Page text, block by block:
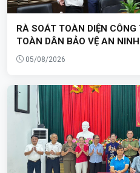
RÀ SOÁT TOÀN DIỆN
TOÀN DÂN BẢO VỆ AN
05/08/2026